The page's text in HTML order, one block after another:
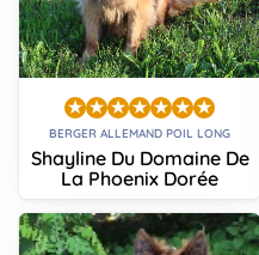
BERGER ALLEMAND POIL LONG
Shayline Du Domaine De
La Phoenix Dorée